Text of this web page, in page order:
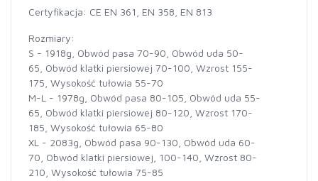
Certyfikacja: CE EN 361, EN 358, EN 813
Rozmiary:
S - 1918g, Obwód pasa 70-90, Obwód uda 50-
65, Obwód klatki piersiowej 70-100, Wzrost 155-
175, Wysokość tułowia 55-70
M-L - 1978g, Obwód pasa 80-105, Obwód uda 55-
65, Obwód klatki piersiowej 80-120, Wzrost 170-
185, Wysokość tułowia 65-80
XL - 2083g, Obwód pasa 90-130, Obwód uda 60-
70, Obwód klatki piersiowej, 100-140, Wzrost 80-
210, Wysokość tułowia 75-85